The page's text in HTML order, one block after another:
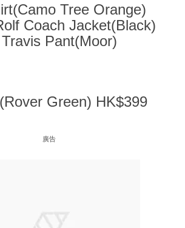
Tree Orange)
Coach Jacket(Black)
Pant(Moor)
Green) HK$399
廣告